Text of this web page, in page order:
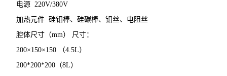
电源 220V/380V
加热元件 硅钼棒、硅碳棒、钼丝、电阻丝
腔体尺寸（mm） 尺寸：
200×150×150 （4.5L）
200*200*200（8L）